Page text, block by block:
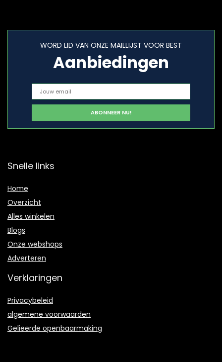
WORD LID VAN ONZE MAILLIJST VOOR BEST
Aanbiedingen
Snelle links
Home
Overzicht
Alles winkelen
Blogs
Onze webshops
Adverteren
Verklaringen
Privacybeleid
algemene voorwaarden
Gelieerde openbaarmaking